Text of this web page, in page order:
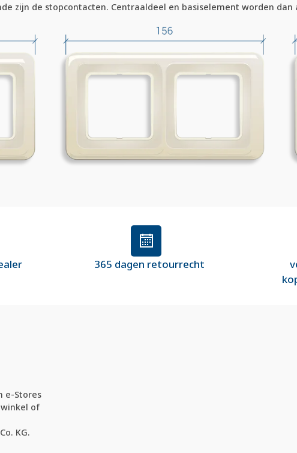
zijn de stopcontacten. Centraaldeel en basiselement worden dan
365 dagen retourrecht
e-Stores
of
KG.